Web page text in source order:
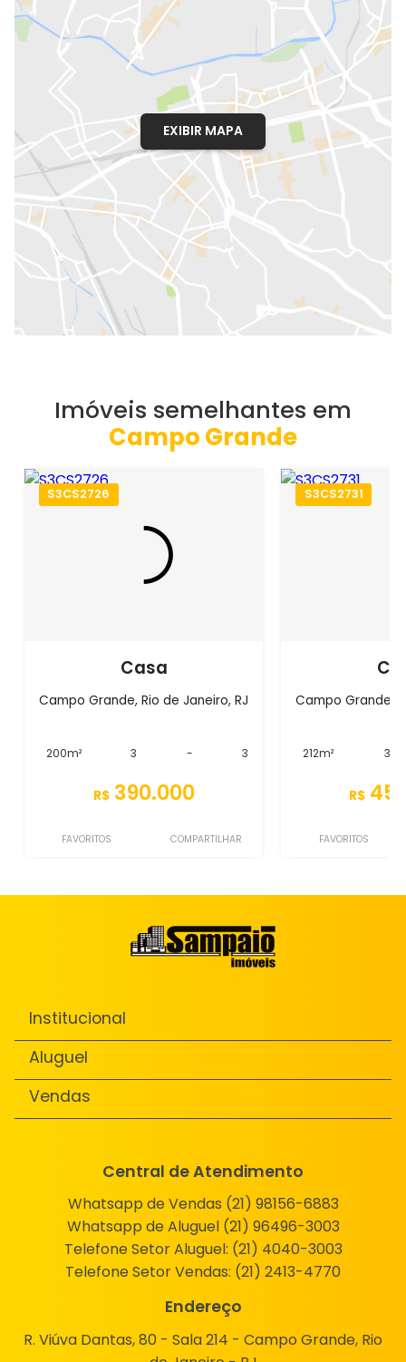
EXIBIR MAPA
Imóveis semelhantes em
Campo Grande
S3CS2726
Casa
Campo Grande, Rio de Janeiro, RJ
200m² 3 - 3
R$ 390.000
FAVORITOS COMPARTILHAR
S3CS2731
Campo Grande,
212m² 3
R$
FAVORITOS
Institucional
Aluguel
Vendas
Central de Atendimento
Whatsapp de Vendas (21) 98156-6883
Whatsapp de Aluguel (21) 96496-3003
Telefone Setor Aluguel: (21) 4040-3003
Telefone Setor Vendas: (21) 2413-4770
Endereço
R. Viúva Dantas, 80 - Sala 214 - Campo Grande, Rio